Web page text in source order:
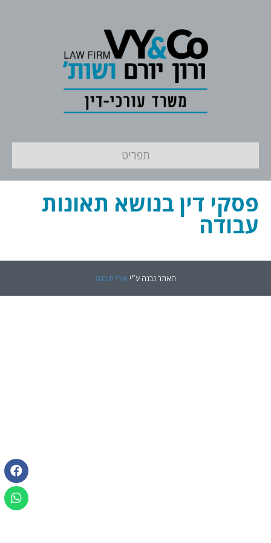
תפריט
פסקי דין בנושא תאונות
עבודה
האתר נבנה ע״י אורי תוכנה